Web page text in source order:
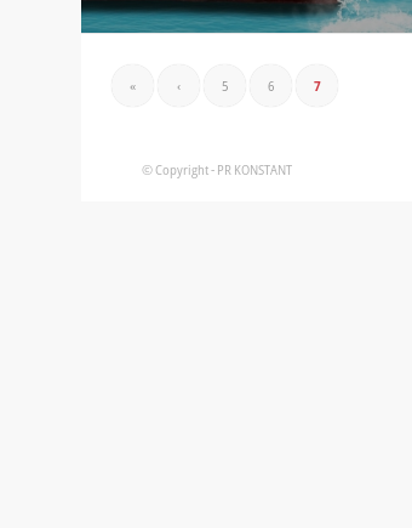
« ‹ 5 6 7
© Copyright - PR KONSTANT